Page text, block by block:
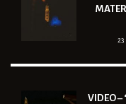
VIDEO –